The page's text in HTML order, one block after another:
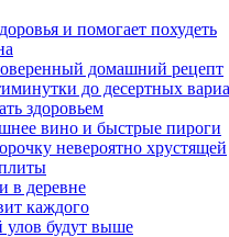
и помогает похудеть
домашний рецепт
до десертных
здоровьем
вино и быстрые пироги
невероятно хрустящей
в деревне
каждого
улов будут выше